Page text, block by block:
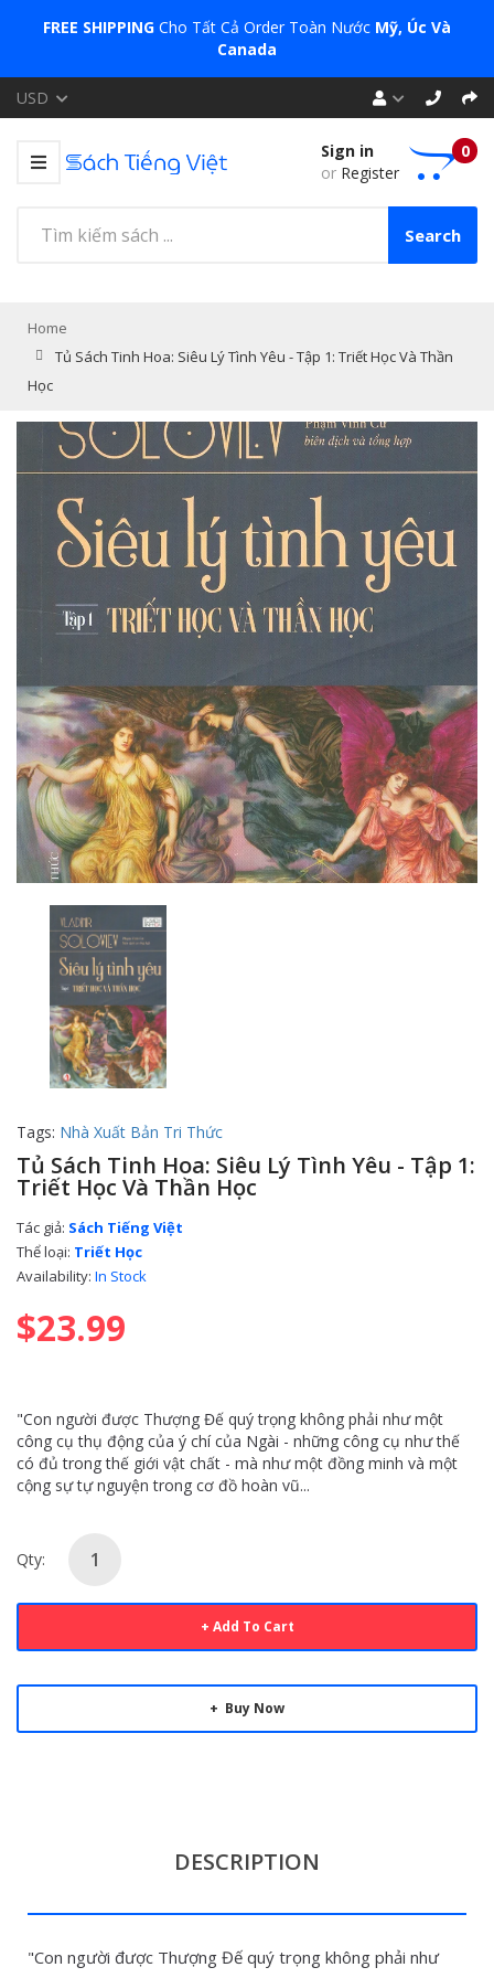
FREE SHIPPING Cho Tất Cả Order Toàn Nước Mỹ, Úc Và
Canada
USD
Sign in
or Register
0
Search
Home
Tủ Sách Tinh Hoa: Siêu Lý Tình Yêu - Tập 1: Triết Học Và Thần
Học
Tags: Nhà Xuất Bản Tri Thức
Tủ Sách Tinh Hoa: Siêu Lý Tình Yêu - Tập 1:
Triết Học Và Thần Học
Tác giả: Sách Tiếng Việt
Thể loại: Triết Học
Availability: In Stock
$23.99
"Con người được Thượng Đế quý trọng không phải như một
công cụ thụ động của ý chí của Ngài - những công cụ như thế
có đủ trong thế giới vật chất - mà như một đồng minh và một
cộng sự tự nguyện trong cơ đồ hoàn vũ...
Qty:
Add To Cart
Buy Now
DESCRIPTION
"Con người được Thượng Đế quý trọng không phải như